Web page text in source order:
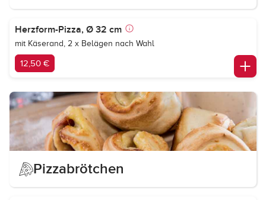
Herzform-Pizza, Ø 32 cm
mit Käserand, 2 x Belägen nach Wahl
12,50 €
Pizzabrötchen